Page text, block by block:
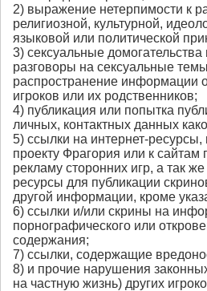
2) выражение нетерпимости к
религиозной, культурной,
языковой или политической
3) сексуальные
разговоры на сексуальные
распространение информации
игроков или их родственников;
4) публикация или попытка
личных, контактных данных
5) ссылки на интернет-
проекту Фрагория или к
рекламу сторонних игр, а так
ресурсы для публикации
другой информации, кроме
6) ссылки и/или скрины на
порнографического или
содержания;
7) ссылки, содержащие
8) и прочие нарушения
на частную жизнь) других